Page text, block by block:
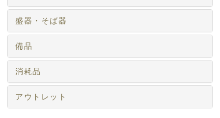
盛器・そば器
備品
消耗品
アウトレット